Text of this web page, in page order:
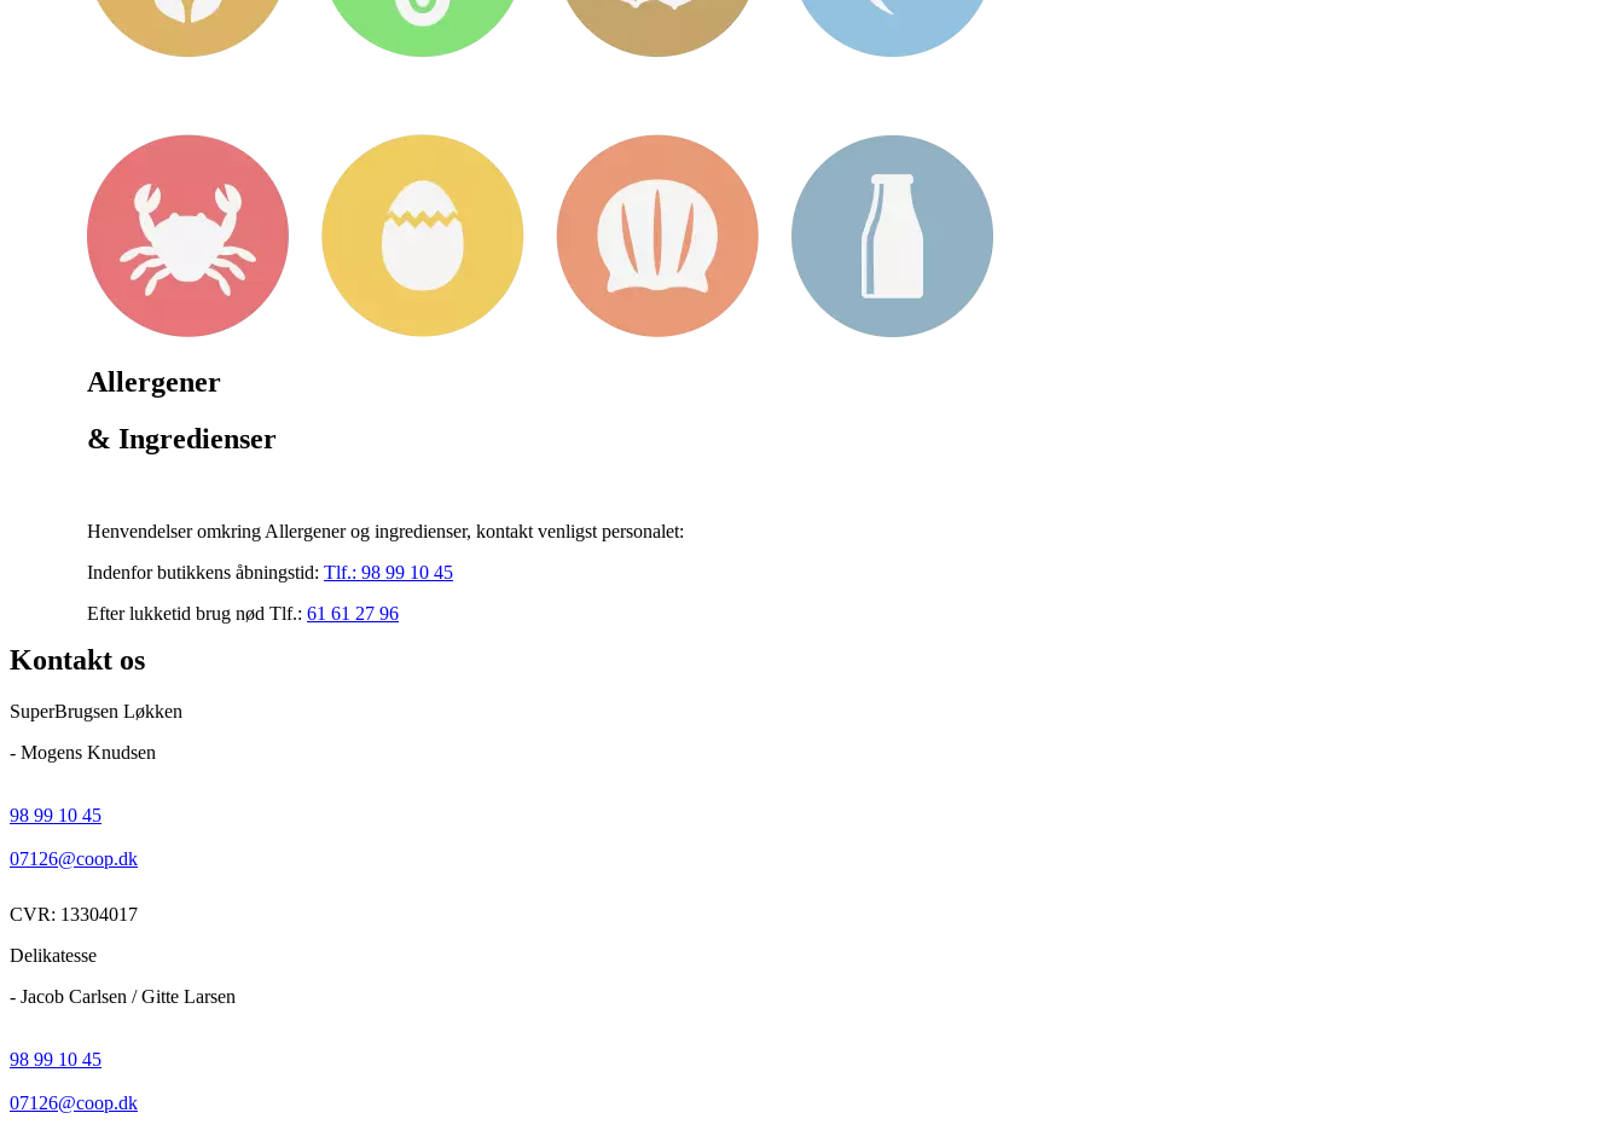
Allergener
& Ingredienser
Henvendelser omkring Allergener og ingredienser, kontakt venligst personalet:
Indenfor butikkens åbningstid: Tlf.: 98 99 10 45
Efter lukketid brug nød Tlf.: 61 61 27 96
Kontakt os
SuperBrugsen Løkken
- Mogens Knudsen
98 99 10 45
07126@coop.dk
CVR: 13304017
Delikatesse
- Jacob Carlsen / Gitte Larsen
98 99 10 45
07126@coop.dk